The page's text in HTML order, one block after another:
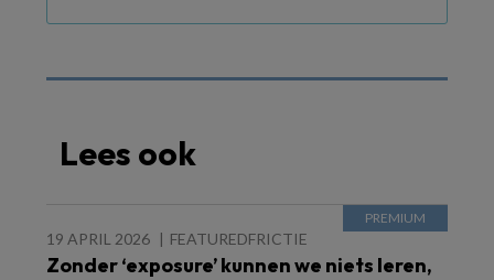
Lees ook
19 APRIL 2026 FEATUREDFRICTIE
Zonder ‘exposure’ kunnen we niets leren,